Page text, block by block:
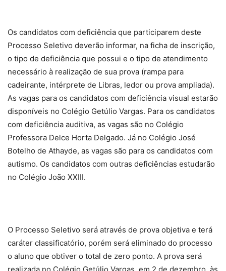
Os candidatos com deficiência que participarem deste
Processo Seletivo deverão informar, na ficha de inscrição,
o tipo de deficiência que possui e o tipo de atendimento
necessário à realização de sua prova (rampa para
cadeirante, intérprete de Libras, ledor ou prova ampliada).
As vagas para os candidatos com deficiência visual estarão
disponíveis no Colégio Getúlio Vargas. Para os candidatos
com deficiência auditiva, as vagas são no Colégio
Professora Delce Horta Delgado. Já no Colégio José
Botelho de Athayde, as vagas são para os candidatos com
autismo. Os candidatos com outras deficiências estudarão
no Colégio João XXIII.
O Processo Seletivo será através de prova objetiva e terá
caráter classificatório, porém será eliminado do processo
o aluno que obtiver o total de zero ponto. A prova será